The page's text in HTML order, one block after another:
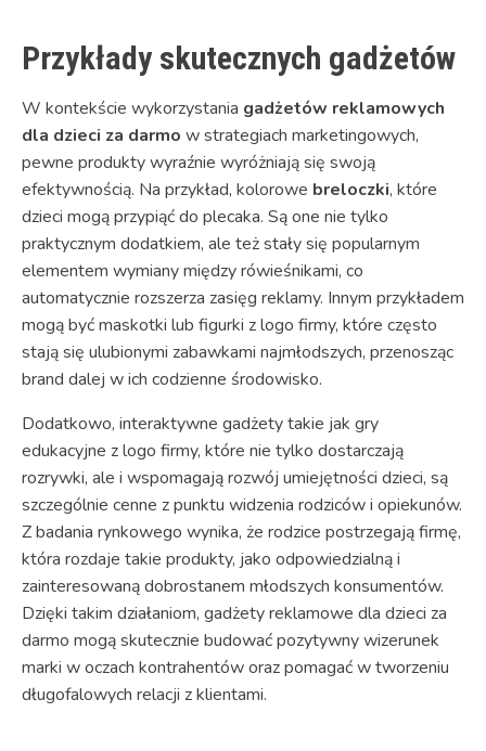
Przykłady skutecznych gadżetów
W kontekście wykorzystania gadżetów reklamowych
dla dzieci za darmo w strategiach marketingowych,
pewne produkty wyraźnie wyróżniają się swoją
efektywnością. Na przykład, kolorowe breloczki, które
dzieci mogą przypiąć do plecaka. Są one nie tylko
praktycznym dodatkiem, ale też stały się popularnym
elementem wymiany między rówieśnikami, co
automatycznie rozszerza zasięg reklamy. Innym przykładem
mogą być maskotki lub figurki z logo firmy, które często
stają się ulubionymi zabawkami najmłodszych, przenosząc
brand dalej w ich codzienne środowisko.
Dodatkowo, interaktywne gadżety takie jak gry
edukacyjne z logo firmy, które nie tylko dostarczają
rozrywki, ale i wspomagają rozwój umiejętności dzieci, są
szczególnie cenne z punktu widzenia rodziców i opiekunów.
Z badania rynkowego wynika, że rodzice postrzegają firmę,
która rozdaje takie produkty, jako odpowiedzialną i
zainteresowaną dobrostanem młodszych konsumentów.
Dzięki takim działaniom, gadżety reklamowe dla dzieci za
darmo mogą skutecznie budować pozytywny wizerunek
marki w oczach kontrahentów oraz pomagać w tworzeniu
długofalowych relacji z klientami.